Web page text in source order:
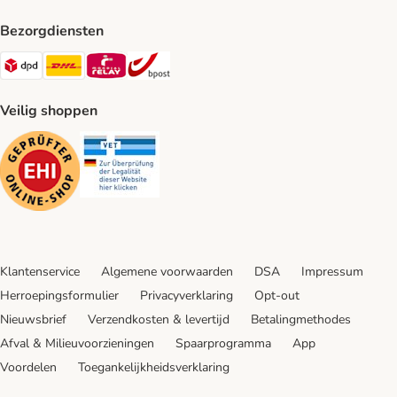
Bezorgdiensten
Dpd Shipping Method
DHL Shipping Method
Mondial Relay Shipping Method
Veilig shoppen
Security
Klantenservice Algemene voorwaarden DSA
Impressum
Herroepingsformulier
Privacyverklaring
Opt-out
Nieuwsbrief
Verzendkosten & levertijd
Betalingmethodes
Afval & Milieuvoorzieningen
Spaarprogramma
App
Voordelen
Toegankelijkheidsverklaring